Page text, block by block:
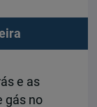
e as
gás no